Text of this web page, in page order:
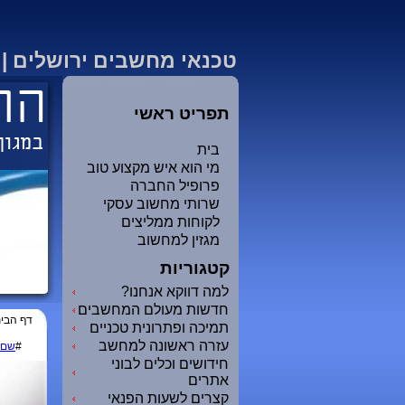
טכנאי מחשבים ירושלים
תפריט ראשי
בית
מי הוא איש מקצוע טוב
פרופיל החברה
שרותי מחשוב עסקי
לקוחות ממליצים
מגזין למחשוב
קטגוריות
למה דווקא אנחנו?
חדשות מעולם המחשבים
תמיכה ופתרונית טכניים
עזרה ראשונה למחשב
חידושים וכלים לבוני
אתרים
קצרים לשעות הפנאי
דף
#שם